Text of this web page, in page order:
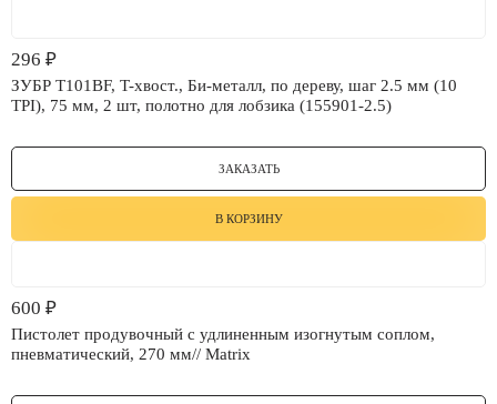
296 ₽
ЗУБР T101BF, T-хвост., Би-металл, по дереву, шаг 2.5 мм (10
TPI), 75 мм, 2 шт, полотно для лобзика (155901-2.5)
ЗАКАЗАТЬ
В КОРЗИНУ
600 ₽
Пистолет продувочный с удлиненным изогнутым соплом,
пневматический, 270 мм// Matrix